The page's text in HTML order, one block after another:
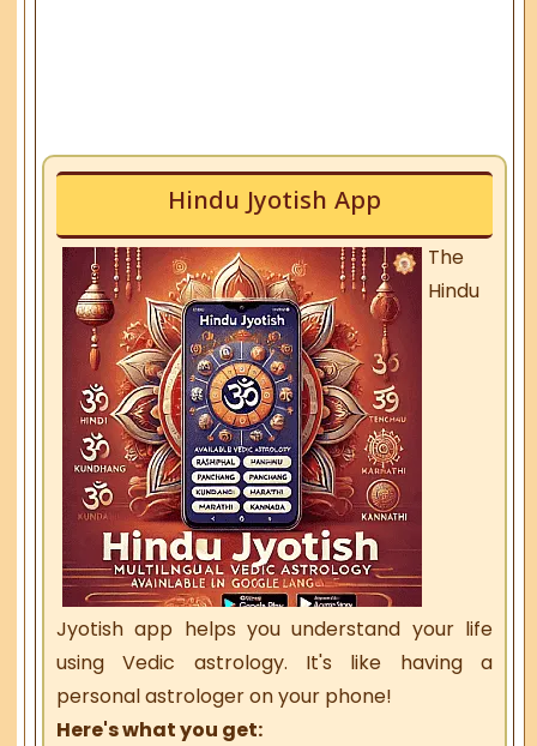
Hindu Jyotish App
The
Hindu
Jyotish app helps you understand your life
using Vedic astrology. It's like having a
personal astrologer on your phone!
Here's what you get: